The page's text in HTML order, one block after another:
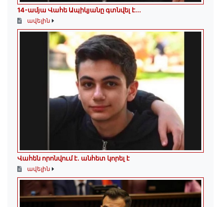
14-ամյա Վահե Ապիկյանը գտնվել է...
ավելին
Վահեն որոնվում է․ անհետ կորել է
ավելին